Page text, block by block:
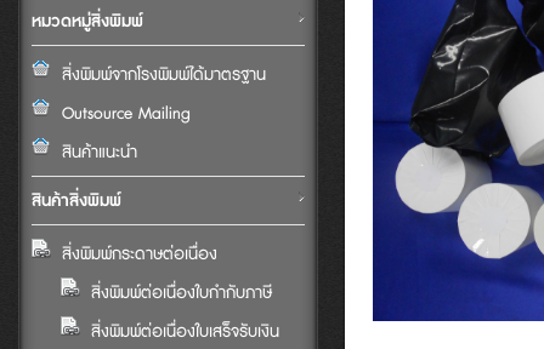
หมวดหมู่สิ่งพิมพ์
สิ่งพิมพ์จากโรงพิมพ์ได้มาตรฐาน
Outsource Mailing
สินค้าแนะนำ
สินค้าสิ่งพิมพ์
สิ่งพิมพ์กระดาษต่อเนื่อง
สิ่งพิมพ์ต่อเนื่องใบกำกับภาษี
สิ่งพิมพ์ต่อเนื่องใบเสร็จรับเงิน